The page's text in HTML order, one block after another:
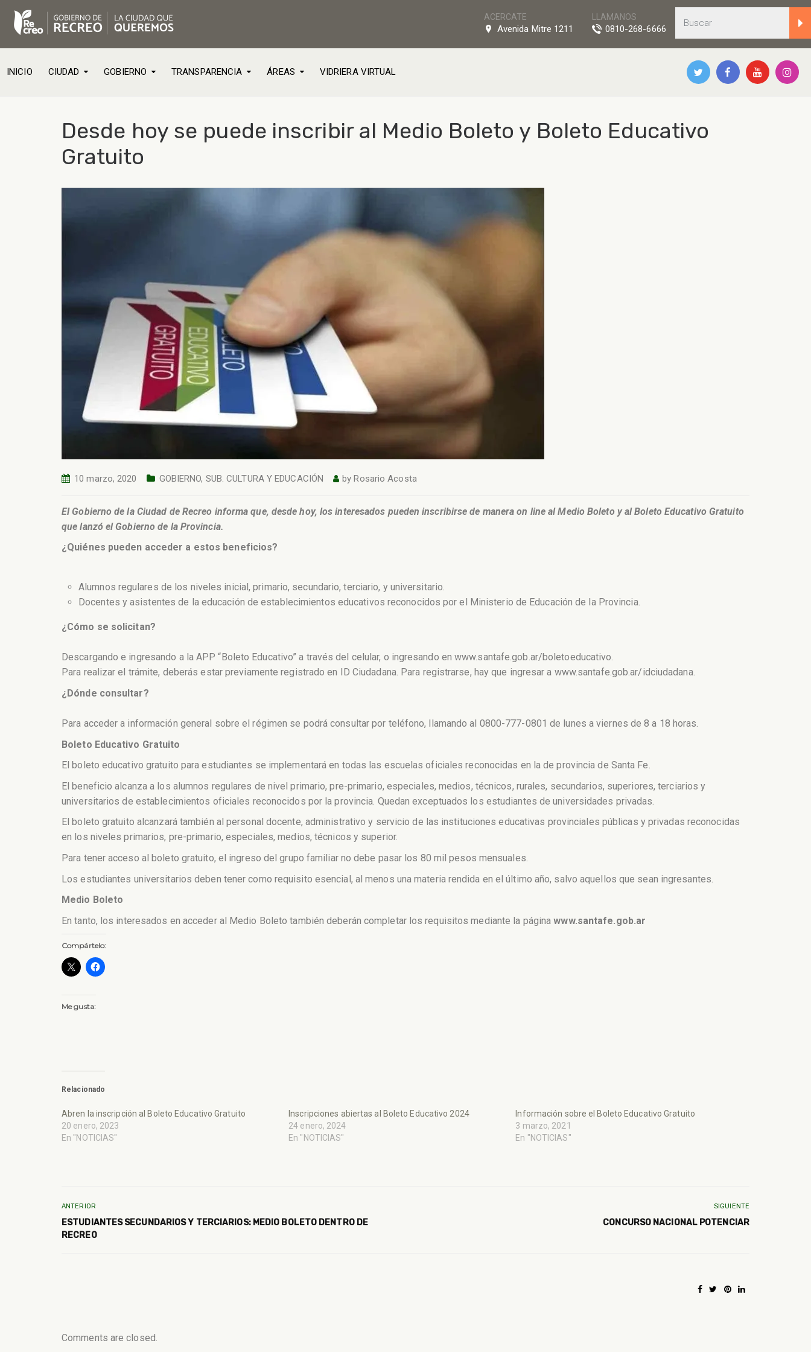
LLAMANOS
0810-268-6666
ACERCATE
Avenida Mitre 1211
INICIO CIUDAD GOBIERNO TRANSPARENCIA ÁREAS VIDRIERA VIRTUAL
Desde hoy se puede inscribir al Medio Boleto y Boleto Educativo
Gratuito
10 marzo, 2020 GOBIERNO, SUB. CULTURA Y EDUCACIÓN byRosario Acosta
El Gobierno de la Ciudad de Recreo informa que, desde hoy, los interesados pueden inscribirse de manera on line al Medio Boleto y al Boleto Educativo Gratuito
que lanzó el Gobierno de la Provincia.
¿Quiénes pueden acceder a estos beneficios?
Alumnos regulares de los niveles inicial, primario, secundario, terciario, y universitario.
Docentes y asistentes de la educación de establecimientos educativos reconocidos por el Ministerio de Educación de la Provincia.
¿Cómo se solicitan?
Descargando e ingresando a la APP “Boleto Educativo” a través del celular, o ingresando en www.santafe.gob.ar/boletoeducativo.
Para realizar el trámite, deberás estar previamente registrado en ID Ciudadana. Para registrarse, hay que ingresar a www.santafe.gob.ar/idciudadana.
¿Dónde consultar?
Para acceder a información general sobre el régimen se podrá consultar por teléfono, llamando al 0800-777-0801 de lunes a viernes de 8 a 18 horas.
Boleto Educativo Gratuito
El boleto educativo gratuito para estudiantes se implementará en todas las escuelas oficiales reconocidas en la de provincia de Santa Fe.
El beneficio alcanza a los alumnos regulares de nivel primario, pre-primario, especiales, medios, técnicos, rurales, secundarios, superiores, terciarios y
universitarios de establecimientos oficiales reconocidos por la provincia. Quedan exceptuados los estudiantes de universidades privadas.
El boleto gratuito alcanzará también al personal docente, administrativo y servicio de las instituciones educativas provinciales públicas y privadas reconocidas
en los niveles primarios, pre-primario, especiales, medios, técnicos y superior.
Para tener acceso al boleto gratuito, el ingreso del grupo familiar no debe pasar los 80 mil pesos mensuales.
Los estudiantes universitarios deben tener como requisito esencial, al menos una materia rendida en el último año, salvo aquellos que sean ingresantes.
Medio Boleto
En tanto, los interesados en acceder al Medio Boleto también deberán completar los requisitos mediante la páginawww.santafe.gob.ar
Compártelo:
Me gusta:
Relacionado
Abren la inscripción al Boleto Educativo Gratuito
20 enero, 2023
En "NOTICIAS"
Inscripciones abiertas al Boleto Educativo 2024
24 enero, 2024
En "NOTICIAS"
Información sobre el Boleto Educativo Gratuito
3 marzo, 2021
En "NOTICIAS"
ANTERIOR
ESTUDIANTES SECUNDARIOS Y TERCIARIOS: MEDIO BOLETO DENTRO DE
RECREO
SIGUIENTE
CONCURSO NACIONAL POTENCIAR
Comments are closed.